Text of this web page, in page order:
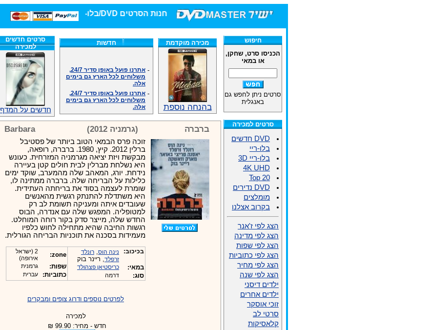
חנות הסרטים DVD/בלו-ריי/3D הגדולה ביותר!
מכירה מוקדמת
בהנחה נוספת
חדשות
משלוחים לכל הארץ גם בימים
אלה.
משלוחים לכל הארץ גם בימים
אלה.
אנחנו כאן לכול שאלה וזמינים
במענה הטלפוני שלנו.ובמייל
.האתר לרשותכם פעיל 24/7
מענה טלפוני: 09-7652392
צוות דיוידי מאסטר ישיר.
זמינים במייל ובטלפון. האתר
לרשותכם פעיל 24/7
צוות דיוידי מאסטר ישיר.
אנחנו כאן לכול שאלה וזמינים
במענה הטלפוני שלנו.ובמייל
.האתר לרשותכם 24/7
מענה טלפוני: 09-7652392
צוות דיוידי מאסטר ישיר.
סרטים חדשים
למכירה
חדשים על המדף
ברברה (גרמניה 2012) Barbara
זוכה פרס הבמאי הטוב ביותר של פסטיבל
ברלין 2012. קיץ, 1980. ברברה, רופאה,
מבקשת ויזת יציאה מגרמניה המזרחית. כעונש
היא נשלחת מברלין לבית חולים קטן בעיירה
נידחת. יורג, המאהב שלה מהמערב, שוקד ימים
כלילות על הבריחה שלה. ברברה ממתינה לו,
שומרת לעצמה בסוד את בריחתה העתידית.
היא משתדלת להתנתק רגשית מהאנשים
שעובדים איתה ומעניקה תשומת לב רק
למטופליה. המפגש שלה עם אנדרה, הבוס
החדש שלה, מייצר סדק בקור רוחה המוחלט.
רגשות החיבה שהיא מתחילה לחוש כלפיו
מעמידות בסכנה את תוכניות הבריחה הגורלית.
בכיכוב: נינה הוס, רונלד
זרפלד, ריינר בוק
במאי:
כריסטיאן פצהולד
סוג: דרמה
zone:
2 (ישראל
אירופה)
שפות: גרמנית
כתוביות: עברית
לפרטים נוספים ודרוג צופים ומבקרים
למכירה
חדש - מחיר: 99.90 ₪
חיפוש
הכניסו סרט, שחקן,
או במאי
סרטים ניתן לחפש גם
באנגלית
סרטים למכירה
DVD חדשים
בלו-ריי
בלו-ריי 3D
4K UHD
Top 20
DVD נדירים
מומלצים
בקרוב אצלנו
הצג לפי ז'אנר
הצג לפי מדינה
הצג לפי שפות
הצג לפי כתוביות
הצג לפי מחיר
הצג לפי שנה
ילדים דיסני
ילדים אחרים
זוכי אוסקר
סרטי לב
קלאסיקות